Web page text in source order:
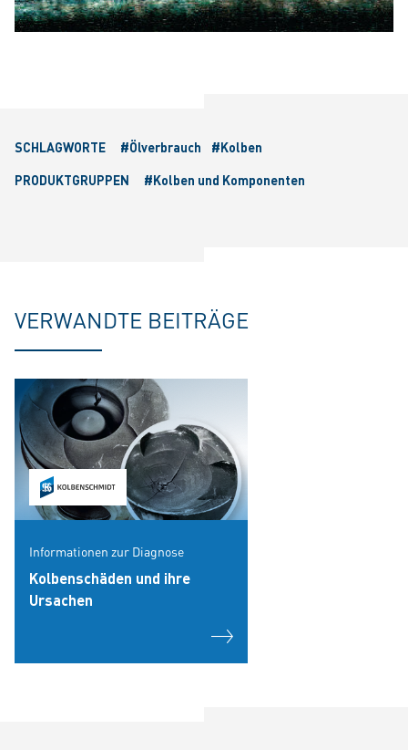
SCHLAGWORTE #Ölverbrauch
#Kolben
PRODUKTGRUPPEN
#Kolben und Komponenten
VERWANDTE BEITRÄGE
Informationen zur Diagnose
Kolbenschäden und ihre
Ursachen